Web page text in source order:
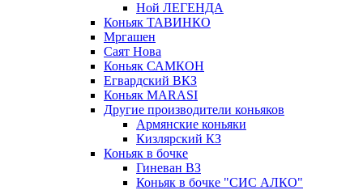
Ной ЛЕГЕНДА
Коньяк ТАВИНКО
Мргашен
Саят Нова
Коньяк САМКОН
Егвардский ВКЗ
Коньяк MARASI
Другие производители коньяков
Армянские коньяки
Кизлярский КЗ
Коньяк в бочке
Гиневан ВЗ
Коньяк в бочке "СИС АЛКО"